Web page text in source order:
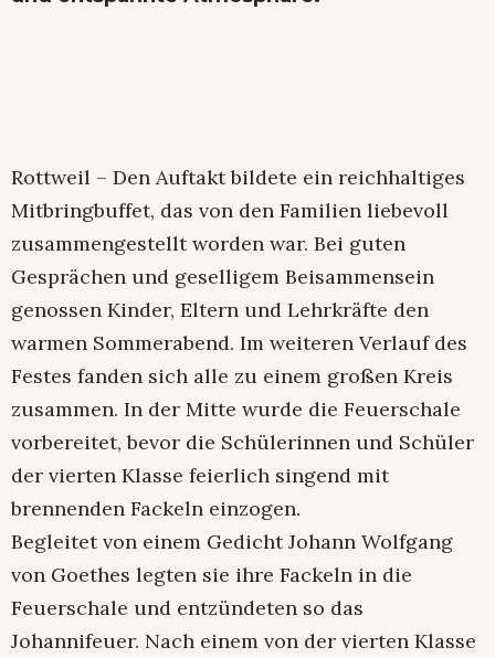
Rottweil – Den Auftakt bildete ein reichhaltiges
Mitbringbuffet, das von den Familien liebevoll
zusammengestellt worden war. Bei guten
Gesprächen und geselligem Beisammensein
genossen Kinder, Eltern und Lehrkräfte den
warmen Sommerabend. Im weiteren Verlauf des
Festes fanden sich alle zu einem großen Kreis
zusammen. In der Mitte wurde die Feuerschale
vorbereitet, bevor die Schülerinnen und Schüler
der vierten Klasse feierlich singend mit
brennenden Fackeln einzogen.
Begleitet von einem Gedicht Johann Wolfgang
von Goethes legten sie ihre Fackeln in die
Feuerschale und entzündeten so das
Johannifeuer. Nach einem von der vierten Klasse